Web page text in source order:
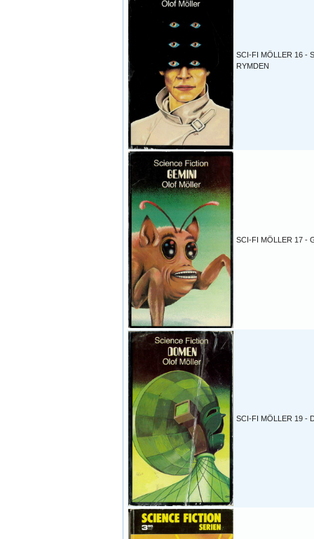
SCI-FI MÖLLER 16 -
RYMDEN
SCI-FI MÖLLER 17 -
SCI-FI MÖLLER 19 -